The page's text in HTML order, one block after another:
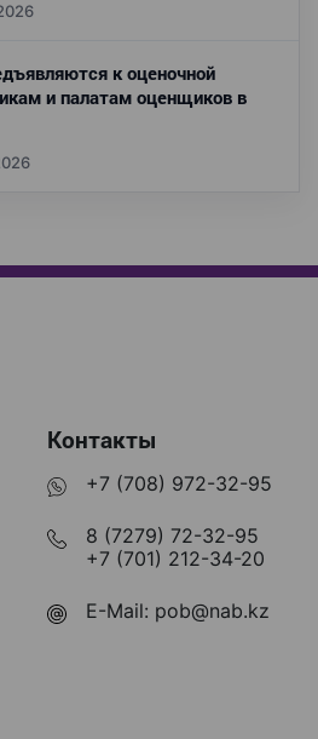
к оценочной
и палатам оценщиков в
Контакты
+7 (708) 972-32-95
8 (7279) 72-32-95
+7 (701) 212-34-20
E-Mail: pob@nab.kz